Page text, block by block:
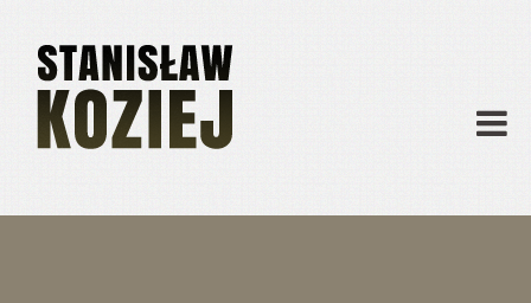
Publikacje
Działalność
Materiały dydaktyczne